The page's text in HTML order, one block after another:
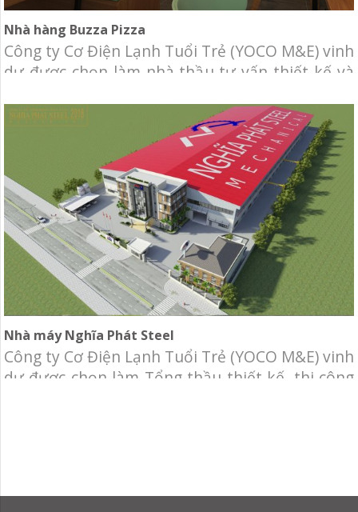
Nhà hàng Buzza Pizza
Công ty Cơ Điện Lạnh Tuổi Trẻ (YOCO M&E) vinh
dự được chọn làm nhà thầu tư vấn thiết kế và
gió và hút khói tại bàn BBQ cho nhà hàng
Buzza Pizza Chủ đầu tư: Nhà hàng Buzza Pizza
Địa điểm: khu dân cư Him Lam,
Nhà máy Nghĩa Phát Steel
Công ty Cơ Điện Lạnh Tuổi Trẻ (YOCO M&E) vinh
dự được chọn làm Tổng thầu thiết kế, thi công